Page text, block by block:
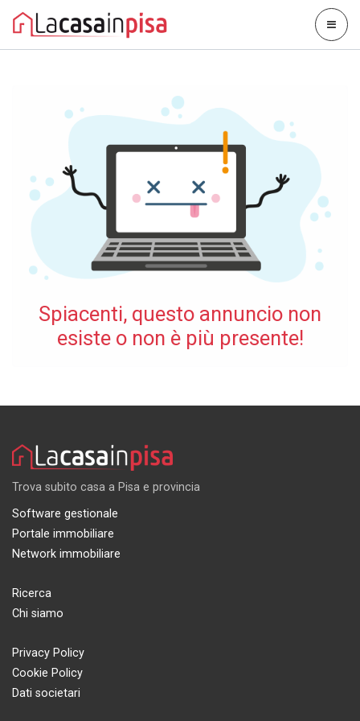
Spiacenti, questo annuncio non
esiste o non è più presente!
Trova subito casa a Pisa e provincia
Software gestionale
Portale immobiliare
Network immobiliare
Ricerca
Chi siamo
Privacy Policy
Cookie Policy
Dati societari